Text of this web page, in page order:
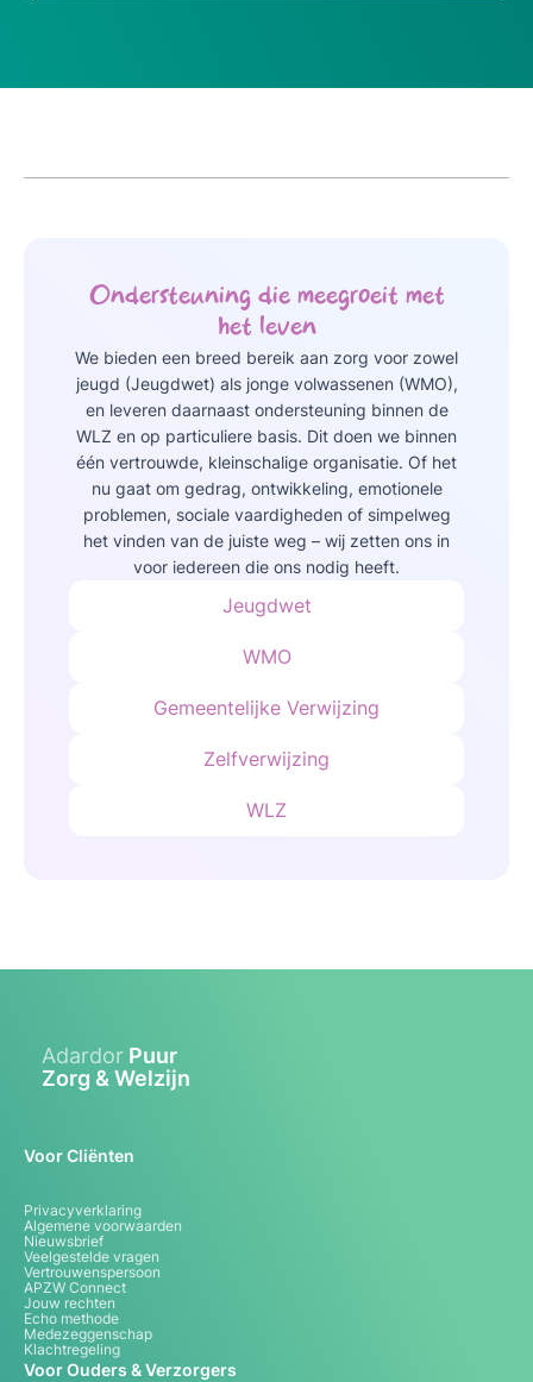
Ondersteuning die meegroeit met
het leven
We bieden een breed bereik aan zorg voor zowel
jeugd (Jeugdwet) als jonge volwassenen (WMO),
en leveren daarnaast ondersteuning binnen de
WLZ en op particuliere basis. Dit doen we binnen
één vertrouwde, kleinschalige organisatie. Of het
nu gaat om gedrag, ontwikkeling, emotionele
problemen, sociale vaardigheden of simpelweg
het vinden van de juiste weg – wij zetten ons in
voor iedereen die ons nodig heeft.
Jeugdwet
WMO
Gemeentelijke Verwijzing
Zelfverwijzing
WLZ
Adardor Puur
Zorg & Welzijn
Voor Cliënten
Privacyverklaring
Algemene voorwaarden
Nieuwsbrief
Veelgestelde vragen
Vertrouwenspersoon
APZW Connect
Jouw rechten
Echo methode
Medezeggenschap
Klachtregeling
Voor Ouders & Verzorgers